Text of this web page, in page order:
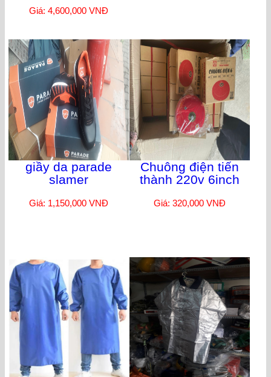
Giá: 4,600,000 VNĐ
giầy da parade
slamer
Giá: 1,150,000 VNĐ
Chuông điện tiến
thành 220v 6inch
Giá: 320,000 VNĐ